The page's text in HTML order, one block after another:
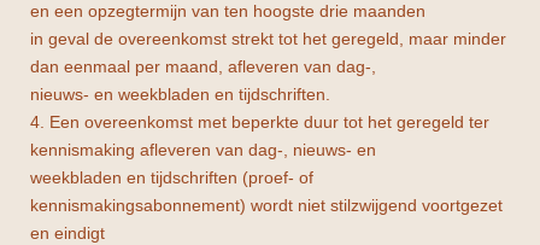
en een opzegtermijn van ten hoogste drie maanden
in geval de overeenkomst strekt tot het geregeld, maar minder
dan eenmaal per maand, afleveren van dag-,
nieuws- en weekbladen en tijdschriften.
4. Een overeenkomst met beperkte duur tot het geregeld ter
kennismaking afleveren van dag-, nieuws- en
weekbladen en tijdschriften (proef- of
kennismakingsabonnement) wordt niet stilzwijgend voortgezet
en eindigt